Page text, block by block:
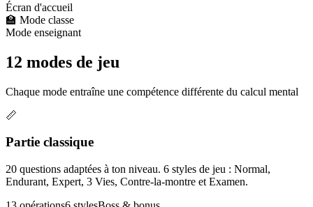
Écran d'accueil
🏫 Mode classe
Mode enseignant
12 modes de jeu
Chaque mode entraîne une compétence différente du calcul mental
📏
Partie classique
20 questions adaptées à ton niveau. 6 styles de jeu : Normal,
Endurant, Expert, 3 Vies, Contre-la-montre et Examen.